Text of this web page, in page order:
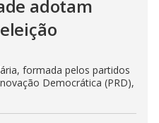
adotam
formada pelos partidos
Democrática (PRD),